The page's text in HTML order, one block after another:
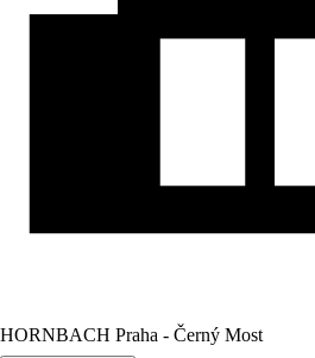
HORNBACH Praha - Černý Most